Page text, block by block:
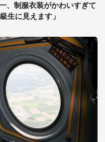
、制服衣装がかわいすぎて
生に見えます」